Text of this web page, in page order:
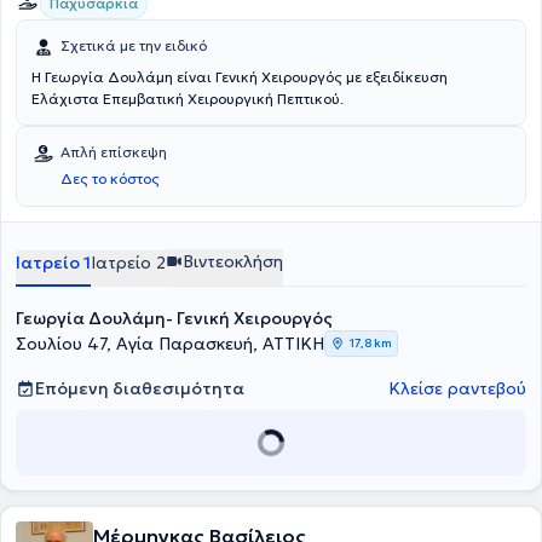
Σχετικά με την ειδικό
Η Γεωργία Δουλάμη είναι Γενική Χειρουργός με εξειδίκευση
Ελάχιστα Επεμβατική Χειρουργική Πεπτικού.
Απλή επίσκεψη
Δες το κόστος
Ιατρείο 1Ιατρείο 2 Βιντεοκλήση
Γεωργία Δουλάμη- Γενική Χειρουργός
Σουλίου 47, Αγία Παρασκευή, ΑΤΤΙΚΗ
17,8 km
Επόμενη διαθεσιμότητα Κλείσε ραντεβού
Μέρμηγκας Βασίλειος